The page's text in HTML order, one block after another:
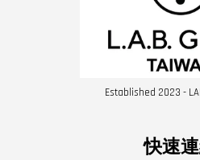
Established 2023 -
快速